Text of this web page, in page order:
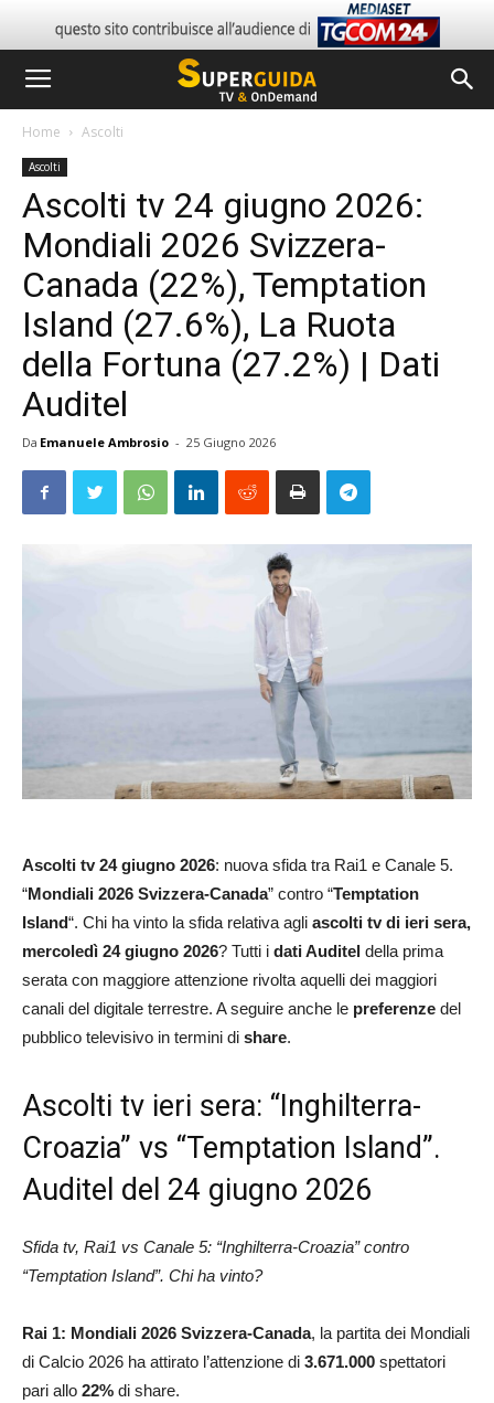
Home Ascolti
Ascolti
Ascolti tv 24 giugno 2026:
Mondiali 2026 Svizzera-
Canada (22%), Temptation
Island (27.6%), La Ruota
della Fortuna (27.2%) | Dati
Auditel
Da Emanuele Ambrosio - 25 Giugno 2026
Ascolti tv24 giugno 2026: nuova sfida tra Rai1 e Canale 5.
“Mondiali 2026 Svizzera-Canada” contro “Temptation
Island“. Chi ha vinto la sfida relativa agli ascolti tv di ieri sera,
mercoledì 24 giugno 2026? Tutti i dati Auditel della prima
serata con maggiore attenzione rivolta aquelli dei maggiori
canali del digitale terrestre. A seguire anche le preferenze del
pubblico televisivo in termini di share.
Ascolti tv ieri sera: “Inghilterra-
Croazia” vs “Temptation Island”.
Auditel del 24 giugno 2026
Sfida tv, Rai1 vs Canale 5: “Inghilterra-Croazia” contro
“Temptation Island”. Chi ha vinto?
Rai 1: Mondiali 2026 Svizzera-Canada, la partita dei Mondiali
di Calcio 2026 ha attirato l’attenzione di 3.671.000 spettatori
pari allo 22% di share.